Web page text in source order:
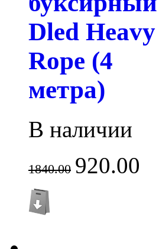
Dled Heavy
Rope (4
метра)
В наличии
1840.00 920.00